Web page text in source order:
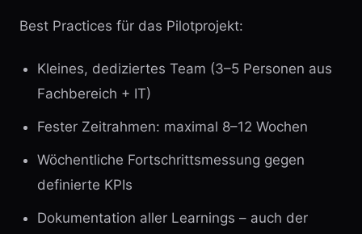
Best Practices für das Pilotprojekt:
Kleines, dediziertes Team (3–5 Personen aus
Fachbereich + IT)
Fester Zeitrahmen: maximal 8–12 Wochen
Wöchentliche Fortschrittsmessung gegen
definierte KPIs
Dokumentation aller Learnings – auch der